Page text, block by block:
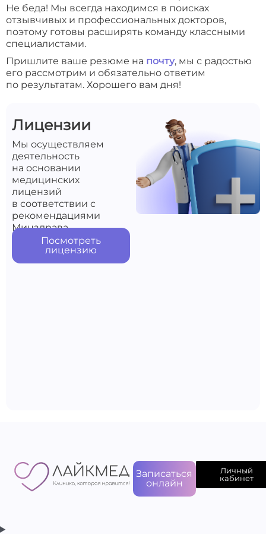
Не беда! Мы всегда находимся в поисках
отзывчивых и профессиональных докторов,
поэтому готовы расширять команду классными
специалистами.
Пришлите ваше резюме на почту, мы с радостью
его рассмотрим и обязательно ответим
по результатам. Хорошего вам дня!
Лицензии
Мы осуществляем
деятельность
на основании
медицинских
лицензий
в соответствии с
рекомендациями
Минздрава
Посмотреть
лицензию
Записаться
онлайн
Личный
кабинет